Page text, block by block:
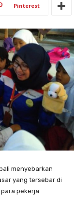
Pinterest
menyebarkan
yang tersebar di
pekerja